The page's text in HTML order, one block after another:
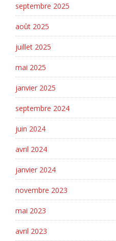
septembre 2025
août 2025
juillet 2025
mai 2025
janvier 2025
septembre 2024
juin 2024
avril 2024
janvier 2024
novembre 2023
mai 2023
avril 2023